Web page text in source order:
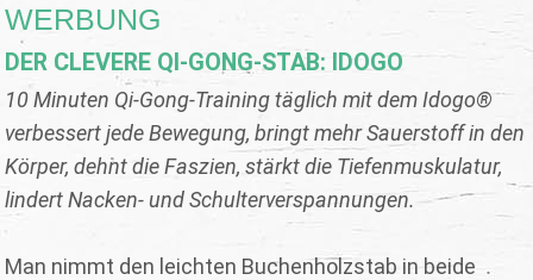
WERBUNG
DER CLEVERE QI-GONG-STAB: IDOGO
10 Minuten Qi-Gong-Training täglich mit dem Idogo®
verbessert jede Bewegung, bringt mehr Sauerstoff in den
Körper, dehnt die Faszien, stärkt die Tiefenmuskulatur,
lindert Nacken- und Schulterverspannungen.
Man nimmt den leichten Buchenholzstab in beide